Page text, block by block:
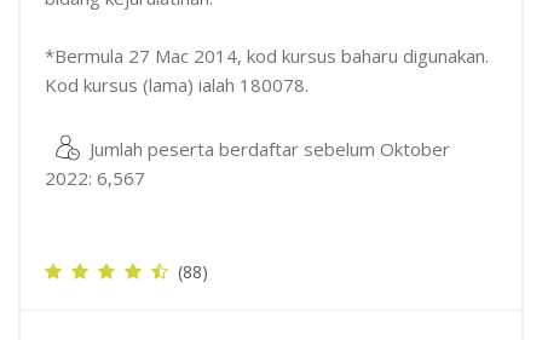
*Bermula 27 Mac 2014, kod kursus baharu digunakan.
Kod kursus (lama) ialah 180078.
Jumlah peserta berdaftar sebelum Oktober
2022: 6,567
(88)